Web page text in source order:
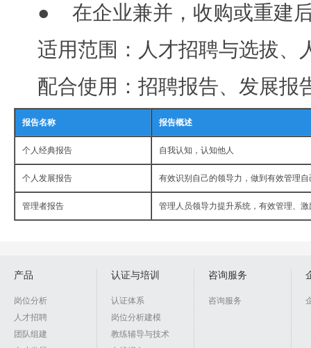
● 在企业兼并，收购或重建
适用范围：人才招聘与选拔、
配合使用：招聘报告、发展报
报告名称 报告概述
个人经典报告 自我认知，认知他人
个人发展报告 有效识别自己的领导力，做到有效管理自
管理者报告 管理人员领导力提升系统，有效管理、
产品
岗位分析
人才招聘
团队组建
认证与培训
认证体系
岗位分析建模
教练辅导与技术
咨询服务
咨询服务